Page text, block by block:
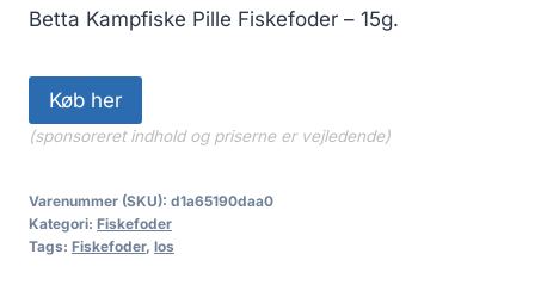
Betta Kampfiske Pille Fiskefoder – 15g.
Køb her
(sponsoreret indhold og priserne er vejledende)
Varenummer (SKU): d1a65190daa0
Kategori: Fiskefoder
Tags: Fiskefoder, los